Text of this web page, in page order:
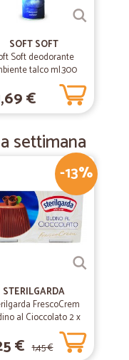
SOFT SOFT
Soft deodorante
talco ml.300
€
settimana
-13%
STERILGARDA
FrescoCrem
al Cioccolato 2 x
€ 1,45 €